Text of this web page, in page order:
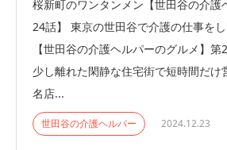
桜新町のワンタンメン【世田谷の介護
24話】 東京の世田谷で介護の仕事をし
【世田谷の介護ヘルパーのグルメ】
少し離れた閑静な住宅街で短時間だけ
名店...
世田谷の介護ヘルパー 2024.12.23